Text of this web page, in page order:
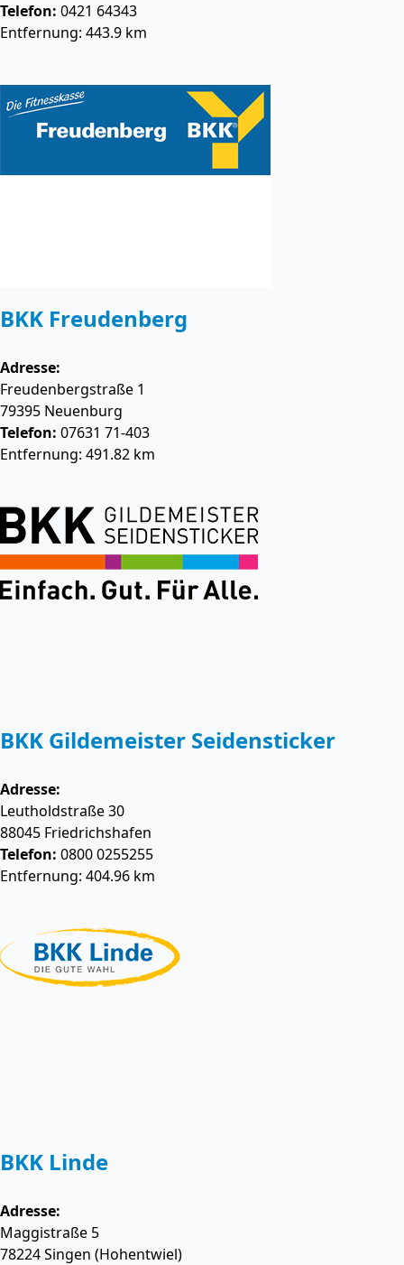
Telefon: 0421 64343
Entfernung: 443.9 km
BKK Freudenberg
Adresse:
Freudenbergstraße 1
79395 Neuenburg
Telefon: 07631 71-403
Entfernung: 491.82 km
BKK Gildemeister Seidensticker
Adresse:
Leutholdstraße 30
88045 Friedrichshafen
Telefon: 0800 0255255
Entfernung: 404.96 km
BKK Linde
Adresse:
Maggistraße 5
78224Singen (Hohentwiel)